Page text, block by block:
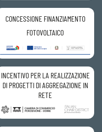
CONCESSIONE FINANZIAMENTO
FOTOVOLTAICO
INCENTIVO PER LA REALIZZAZIONE
DI PROGETTI DI AGGREGAZIONE IN
RETE